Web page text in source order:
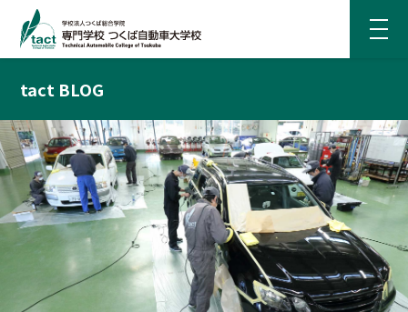
tact BLOG